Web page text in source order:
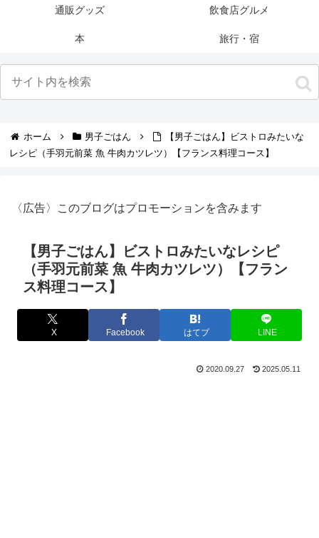
通販グッズ 飲食店グルメ
本 旅行・宿
ホーム 男子ごはん
【男子ごはん】ビストロみたいな
レシピ（手羽元前菜 魚 牛肉カツレツ）【フランス料理コース】
〈広告〉このブログはプロモーションを含みます
【男子ごはん】ビストロみたいなレシピ
（手羽元前菜 魚 牛肉カツレツ）【フラン
ス料理コース】
X Facebook はてブ LINE
2020.09.27 2025.05.11